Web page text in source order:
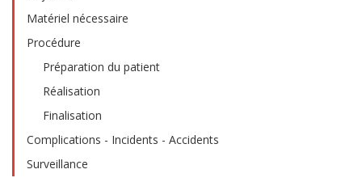
Matériel nécessaire
Procédure
Préparation du patient
Réalisation
Finalisation
Complications - Incidents - Accidents
Surveillance